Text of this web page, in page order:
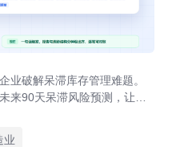
业破解呆滞库存管理难题。
来90天呆滞风险预测，让库
业